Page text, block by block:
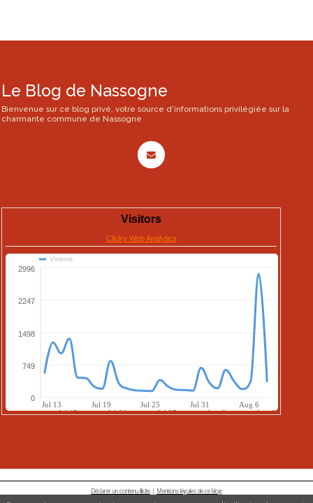
Le Blog de Nassogne
Bienvenue sur ce blog privé, votre source d'informations privilégiée sur la
charmante commune de Nassogne
Déclarer un contenu illicite | Mentions légales de ce blog